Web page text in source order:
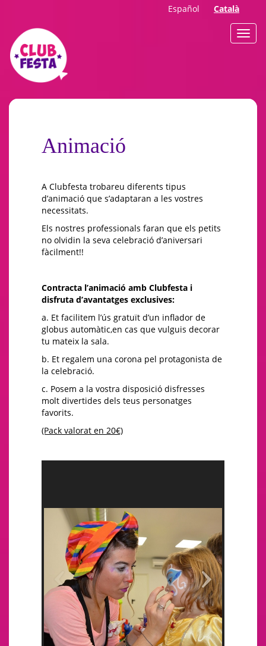
Español Català
Animació
A Clubfesta trobareu diferents tipus
d’animació que s’adaptaran a les vostres
necessitats.
Els nostres professionals faran que els petits
no olvidin la seva celebració d’aniversari
fàcilment!!
Contracta l’animació amb Clubfesta i
disfruta d’avantatges exclusives:
a. Et facilitem l’ús gratuït d’un inflador de
globus automàtic,en cas que vulguis decorar
tu mateix la sala.
b. Et regalem una corona pel protagonista de
la celebració.
c. Posem a la vostra disposició disfresses
molt divertides dels teus personatges
favorits.
(Pack valorat en 20€)